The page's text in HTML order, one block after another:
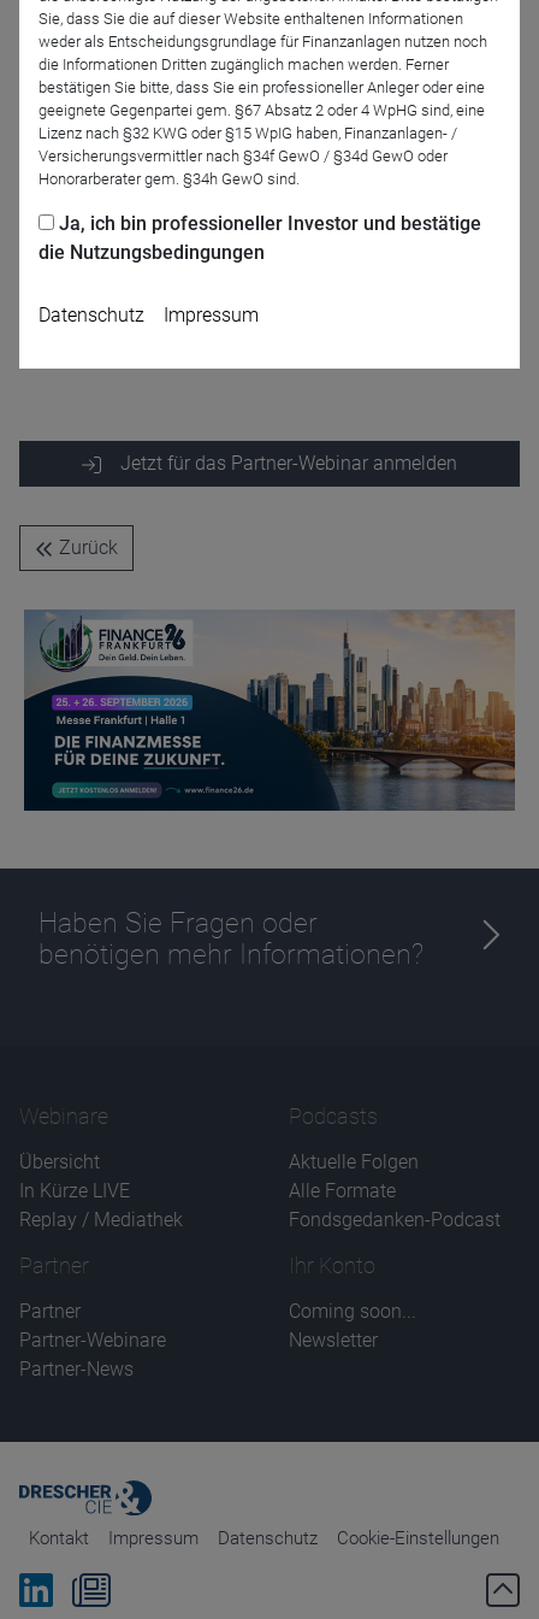
Wir freuen uns auf Ihre Teilnahme!
Referenten
Jetzt für das Partner-Webinar anmelden
Zurück
Haben Sie Fragen oder
benötigen mehr Informationen?
Webinare
Übersicht
In Kürze LIVE
Replay / Mediathek
Podcasts
Aktuelle Folgen
Alle Formate
Fondsgedanken-Podcast
Partner
Partner
Partner-Webinare
Partner-News
Ihr Konto
Coming soon...
Newsletter
Kontakt Impressum Datenschutz Cookie-Einstellungen
Bei Linkedin folgen
Zum Newsletter anmelden
Sie, dass Sie die auf dieser Website enthaltenen Informationen
weder als Entscheidungsgrundlage für Finanzanlagen nutzen noch
die Informationen Dritten zugänglich machen werden. Ferner
bestätigen Sie bitte, dass Sie ein professioneller Anleger oder eine
geeignete Gegenpartei gem. §67 Absatz 2 oder 4 WpHG sind, eine
Lizenz nach §32 KWG oder §15 WpIG haben, Finanzanlagen- /
Versicherungsvermittler nach §34f GewO / §34d GewO oder
Honorarberater gem. §34h GewO sind.
Ja, ich bin professioneller Investor und bestätige
die Nutzungsbedingungen
Datenschutz Impressum
Name
CPref
Anbieter D&C
Ablauf
1 Jahr